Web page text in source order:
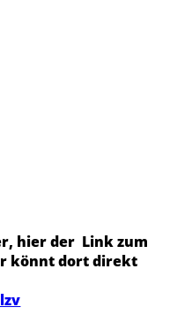
hier der Link zum
könnt dort direkt